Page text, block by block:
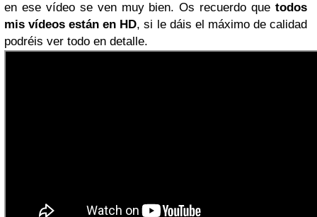
en ese vídeo se ven muy bien. Os recuerdo que todos
mis vídeos están en HD, si le dáis el máximo de calidad
podréis ver todo en detalle.